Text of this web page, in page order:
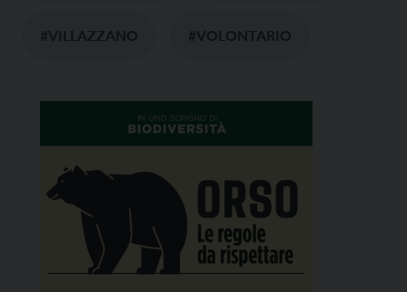
#VILLAZZANO #VOLONTARIO